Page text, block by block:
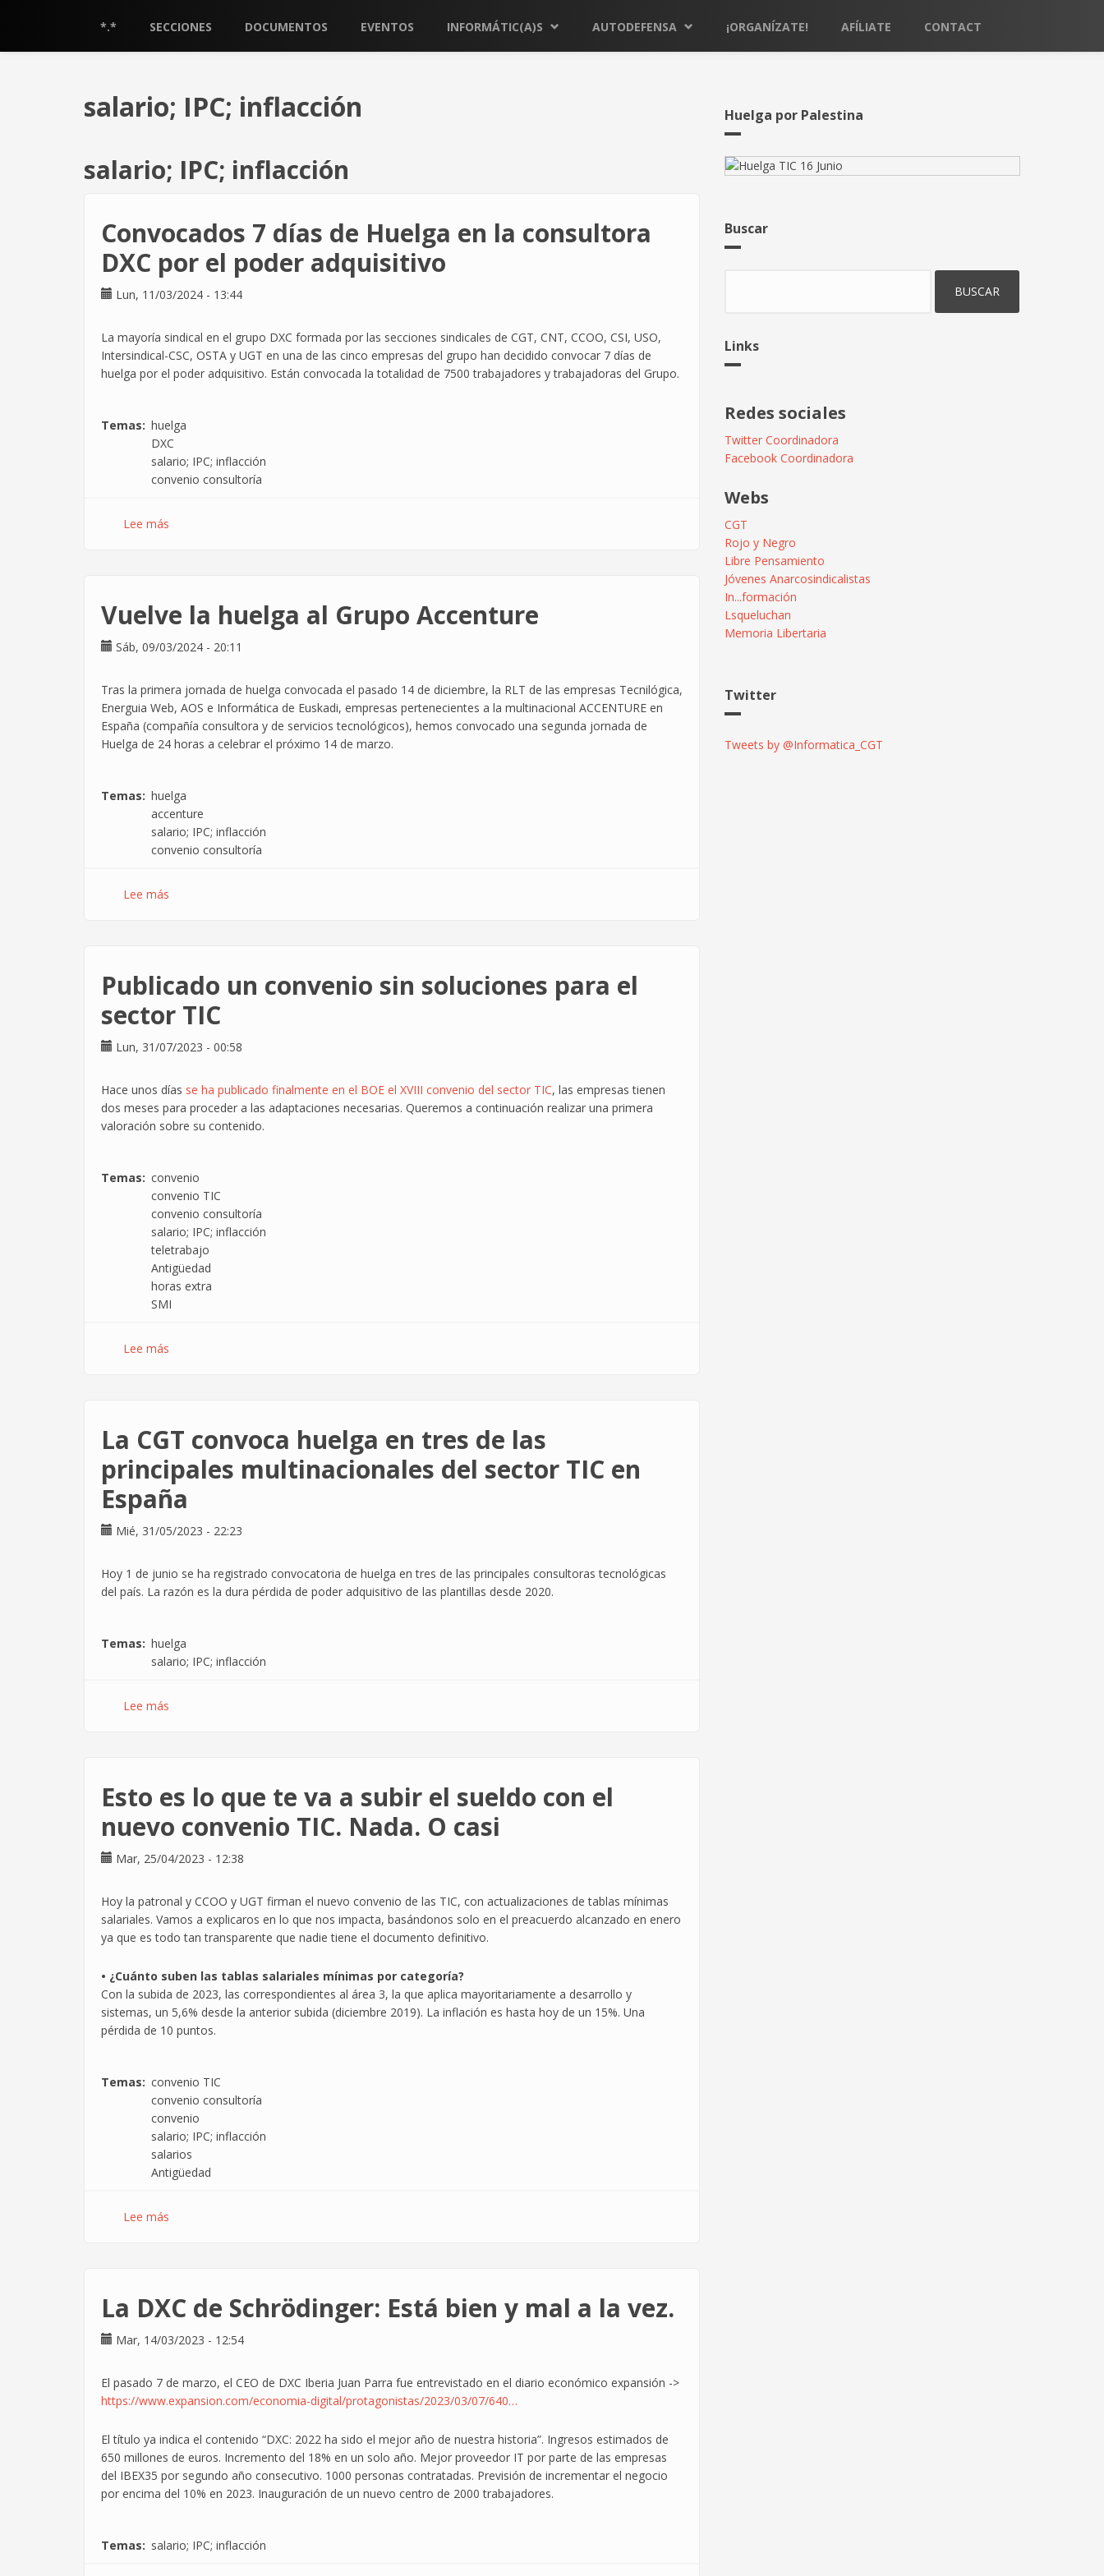
*.* SECCIONES DOCUMENTOS EVENTOS INFORMÁTIC(A)S AUTODEFENSA ¡ORGANÍZATE! AFÍLIATE CONTACT
salario; IPC; inflacción
salario; IPC; inflacción
Convocados 7 días de Huelga en la consultora
DXC por el poder adquisitivo
Lun, 11/03/2024 - 13:44
La mayoría sindical en el grupo DXC formada por las secciones sindicales de CGT, CNT, CCOO, CSI, USO,
Intersindical-CSC, OSTA y UGT en una de las cinco empresas del grupo han decidido convocar 7 días de
huelga por el poder adquisitivo. Están convocada la totalidad de 7500 trabajadores y trabajadoras del Grupo.
Temas
huelga
DXC
salario; IPC; inflacción
convenio consultoría
Lee más
Huelga
la
DXC
por
el
poder
Vuelve la huelga al Grupo Accenture
Sáb, 09/03/2024 - 20:11
Tras la primera jornada de huelga convocada el pasado 14 de diciembre, la RLT de las empresas Tecnilógica,
Energuia Web, AOS e Informática de Euskadi, empresas pertenecientes a la multinacional ACCENTURE en
España (compañía consultora y de servicios tecnológicos), hemos convocado una segunda jornada de
Huelga de 24 horas a celebrar el próximo 14 de marzo.
Temas
huelga
accenture
salario; IPC; inflacción
convenio consultoría
Lee más
Grupo
Accenture
Publicado un convenio sin soluciones para el
sector TIC
Lun, 31/07/2023 - 00:58
Hace unos días se ha publicado finalmente en el BOE el XVIII convenio del sector TIC, las empresas tienen
dos meses para proceder a las adaptaciones necesarias. Queremos a continuación realizar una primera
valoración sobre su contenido.
Temas
convenio
convenio TIC
convenio consultoría
salario; IPC; inflacción
teletrabajo
Antigüedad
horas extra
SMI
Lee más
soluciones
el
sector
TIC
La CGT convoca huelga en tres de las
principales multinacionales del sector TIC en
España
Mié, 31/05/2023 - 22:23
Hoy 1 de junio se ha registrado convocatoria de huelga en tres de las principales consultoras tecnológicas
del país. La razón es la dura pérdida de poder adquisitivo de las plantillas desde 2020.
Temas
huelga
salario; IPC; inflacción
Lee más
en
de
principales
del
sector
TIC
España
Esto es lo que te va a subir el sueldo con el
nuevo convenio TIC. Nada. O casi
Mar, 25/04/2023 - 12:38
Hoy la patronal y CCOO y UGT firman el nuevo convenio de las TIC, con actualizaciones de tablas mínimas
salariales. Vamos a explicaros en lo que nos impacta, basándonos solo en el preacuerdo alcanzado en enero
ya que es todo tan transparente que nadie tiene el documento definitivo.
• ¿Cuánto suben las tablas salariales mínimas por categoría?
Con la subida de 2023, las correspondientes al área 3, la que aplica mayoritariamente a desarrollo y
sistemas, un 5,6% desde la anterior subida (diciembre 2019). La inflación es hasta hoy de un 15%. Una
pérdida de 10 puntos.
Temas
convenio TIC
convenio consultoría
convenio
salario; IPC; inflacción
salarios
Antigüedad
Lee más
te
a
el
sueldo
el
nuevo
convenio
TIC.
casi
La DXC de Schrödinger: Está bien y mal a la vez.
Mar, 14/03/2023 - 12:54
El pasado 7 de marzo, el CEO de DXC Iberia Juan Parra fue entrevistado en el diario económico expansión ->
https://www.expansion.com/economia-digital/protagonistas/2023/03/07/640…
El título ya indica el contenido “DXC: 2022 ha sido el mejor año de nuestra historia”. Ingresos estimados de
650 millones de euros. Incremento del 18% en un solo año. Mejor proveedor IT por parte de las empresas
del IBEX35 por segundo año consecutivo. 1000 personas contratadas. Previsión de incrementar el negocio
por encima del 10% en 2023. Inauguración de un nuevo centro de 2000 trabajadores.
Temas salario; IPC; inflacción
Huelga por Palestina
Buscar
Links
Redes sociales
Twitter Coordinadora
Facebook Coordinadora
Webs
CGT
Rojo y Negro
Libre Pensamiento
Jóvenes Anarcosindicalistas
In...formación
Lsqueluchan
Memoria Libertaria
Twitter
Tweets by @Informatica_CGT